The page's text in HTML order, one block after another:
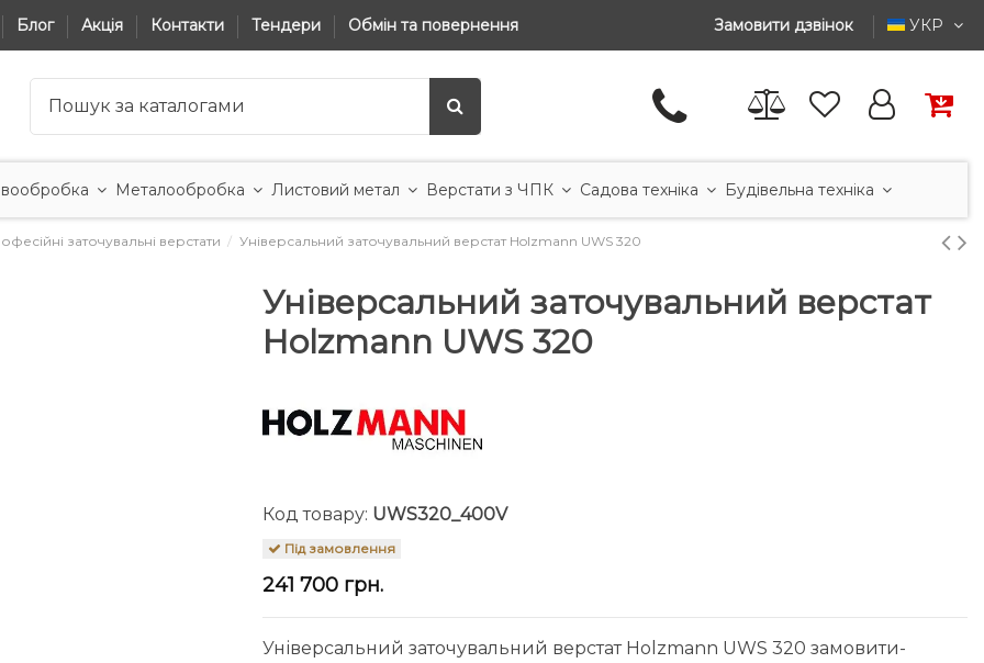
Блог Акція Контакти Тендери Обмін та повернення Замовити дзвінок УКР
Металообробка Листовий метал Верстати з ЧПК Садова техніка Будівельна техніка
заточувальні верстати Універсальний заточувальний верстат Holzmann UWS 320
Універсальний заточувальний верстат
Holzmann UWS 320
Код товару: UWS320_400V
Під замовлення
241 700 грн.
Універсальний заточувальний верстат Holzmann UWS 320 замовити-